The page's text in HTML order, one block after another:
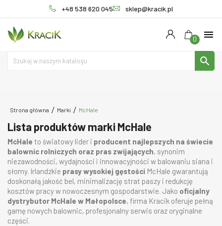
+48 538 620 045 sklep@kracik.pl
0 menu
search
Strona główna Marki McHale
Lista produktów marki McHale
McHale to światowy lider i producent najlepszych na świecie
balownic rolniczych oraz pras zwijających, synonim
niezawodności, wydajności i innowacyjności w balowaniu siana i
słomy. Irlandzkie prasy wysokiej gęstości McHale gwarantują
doskonałą jakość bel, minimalizację strat paszy i redukcję
kosztów pracy w nowoczesnym gospodarstwie. Jako oficjalny
dystrybutor McHale w Małopolsce, firma Kracik oferuje pełną
gamę nowych balownic, profesjonalny serwis oraz oryginalne
części.